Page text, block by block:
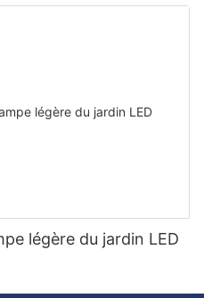
légère du jardin LED